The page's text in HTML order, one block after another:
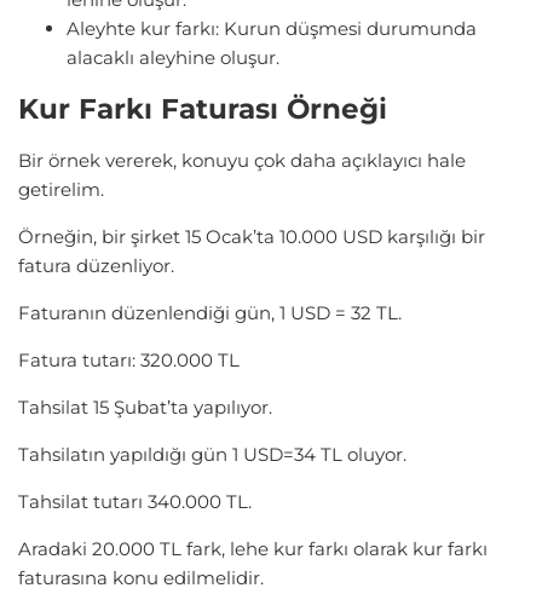
Aleyhte kur farkı: Kurun düşmesi durumunda
alacaklı aleyhine oluşur.
Kur Farkı Faturası Örneği
Bir örnek vererek, konuyu çok daha açıklayıcı hale
getirelim.
Örneğin, bir şirket 15 Ocak’ta 10.000 USD karşılığı bir
fatura düzenliyor.
Faturanın düzenlendiği gün, 1 USD = 32 TL.
Fatura tutarı: 320.000 TL
Tahsilat 15 Şubat’ta yapılıyor.
Tahsilatın yapıldığı gün 1 USD=34 TL oluyor.
Tahsilat tutarı 340.000 TL.
Aradaki 20.000 TL fark, lehe kur farkı olarak kur farkı
faturasına konu edilmelidir.